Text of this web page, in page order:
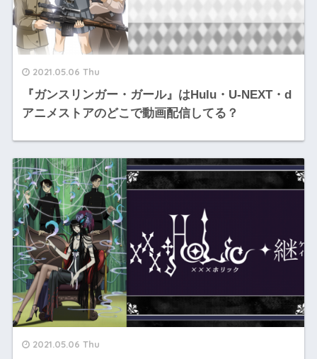
2021.05.06 Thu
『ガンスリンガー・ガール』はHulu・U-NEXT・d
アニメストアのどこで動画配信してる？
2021.05.06 Thu